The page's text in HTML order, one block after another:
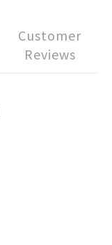
Customer
Reviews